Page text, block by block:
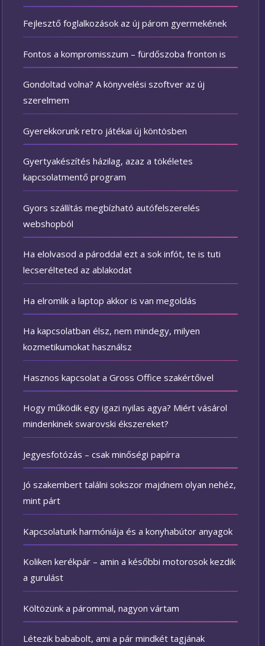
Fejlesztő foglalkozások az új párom gyermekének
Fontos a kompromisszum – fürdőszoba fronton is
Gondoltad volna? A könyvelési szoftver az új
szerelmem
Gyerekkorunk retro játékai új köntösben
Gyertyakészítés házilag, azaz a tökéletes
kapcsolatmentő program
Gyors szállítás megbízható autófelszerelés
webshopból
Ha elolvasod a pároddal ezt a sok infót, te is tuti
lecserélteted az ablakodat
Ha elromlik a laptop akkor is van megoldás
Ha kapcsolatban élsz, nem mindegy, milyen
kozmetikumokat használsz
Hasznos kapcsolat a Gross Office szakértőivel
Hogy működik egy igazi nyilas agya? Miért vásárol
mindenkinek swarovski ékszereket?
Jegyesfotózás – csak minőségi papírra
Jó szakembert találni sokszor majdnem olyan nehéz,
mint párt
Kapcsolatunk harmóniája és a konyhabútor anyagok
Koliken kerékpár – amin a későbbi motorosok kezdik
a gurulást
Költözünk a párommal, nagyon vártam
Létezik bababolt, ami a pár mindkét tagjának